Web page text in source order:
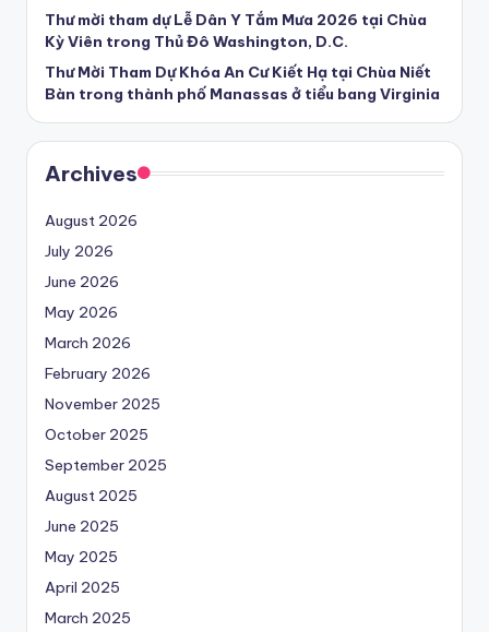
Thư mời tham dự Lễ Dân Y Tắm Mưa 2026 tại Chùa
Kỳ Viên trong Thủ Đô Washington, D.C.
Thư Mời Tham Dự Khóa An Cư Kiết Hạ tại Chùa Niết
Bàn trong thành phố Manassas ở tiểu bang Virginia
Archives
August 2026
July 2026
June 2026
May 2026
March 2026
February 2026
November 2025
October 2025
September 2025
August 2025
June 2025
May 2025
April 2025
March 2025